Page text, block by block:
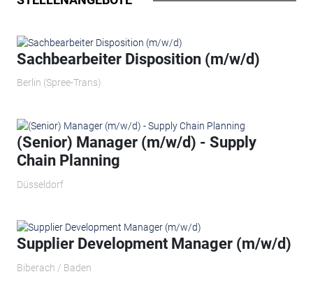
Sachbearbeiter Disposition (m/w/d)
Berlin (Spree-Trans)
(Senior) Manager (m/w/d) - Supply
Chain Planning
Düsseldorf
Supplier Development Manager (m/w/d)
Biberach / Baden